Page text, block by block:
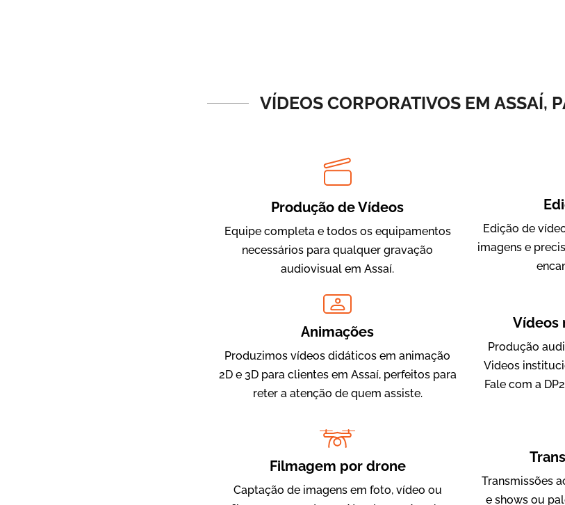
Evolucional
VÍDEOS CORPORATIVOS EM ASSAÍ,
Produção de Vídeos
Equipe completa e todos os equipamentos
necessários para qualquer gravação
audiovisual em Assaí.
Edição de
imagens e
Animações
Produzimos vídeos didáticos em animação
2D e 3D para clientes em Assaí, perfeitos para
reter a atenção de quem assiste.
Vídeos
Produção
Videos
Fale com a
Filmagem por drone
Captação de imagens em foto, vídeo ou
Transmissões
e shows ou